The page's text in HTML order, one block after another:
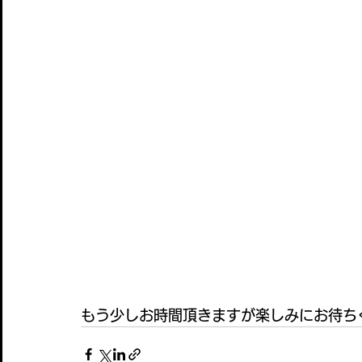
もう少しお時間頂きますが楽しみにお待ち